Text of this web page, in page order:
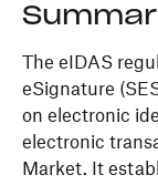
The eIDAS
eSignature
on electronic
electronic
Market. It